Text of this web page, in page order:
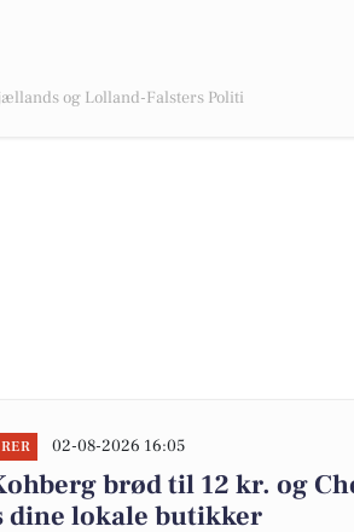
og Lolland-Falsters Politi
02-08-2026 16:05
brød til 12 kr. og
dine lokale butikker